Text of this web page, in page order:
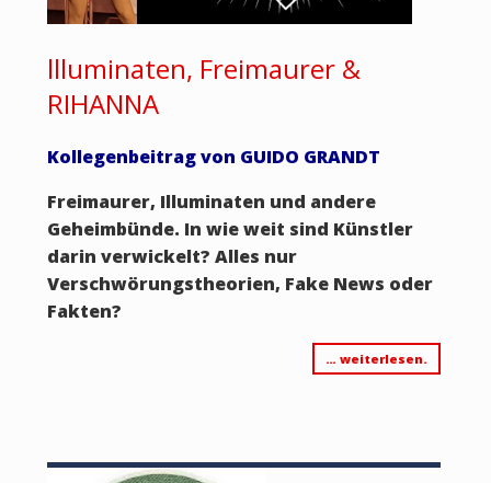
llluminaten, Freimaurer &
RIHANNA
Kollegenbeitrag von GUIDO GRANDT
Freimaurer, Illuminaten und andere
Geheimbünde. In wie weit sind Künstler
darin verwickelt? Alles nur
Verschwörungstheorien, Fake News oder
Fakten?
… weiterlesen.